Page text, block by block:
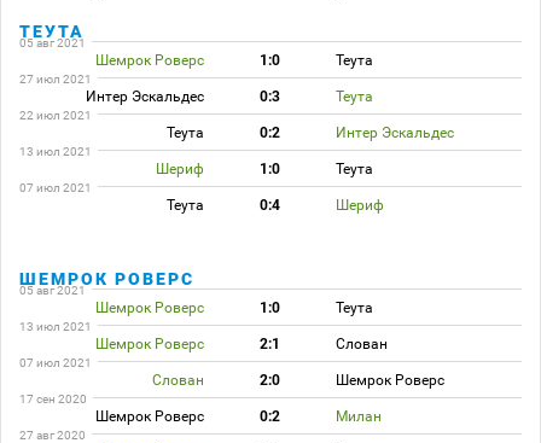
ТЕУТА
05 авг 2021
Шемрок Роверс 1:0 Теута
27 июл 2021
Интер Эскальдес 0:3 Теута
22 июл 2021
Теута 0:2 Интер Эскальдес
13 июл 2021
Шериф 1:0 Теута
07 июл 2021
Теута 0:4 Шериф
ШЕМРОК РОВЕРС
05 авг 2021
Шемрок Роверс 1:0 Теута
13 июл 2021
Шемрок Роверс 2:1 Слован
07 июл 2021
Слован 2:0 Шемрок Роверс
17 сен 2020
Шемрок Роверс 0:2 Милан
27 авг 2020